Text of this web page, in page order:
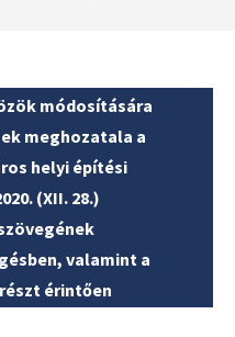
módosítására
meghozatala a
helyi építési
(XII. 28.)
valamint a
érintően